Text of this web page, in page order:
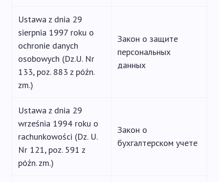
Ustawa z dnia 29
sierpnia 1997 roku o
ochronie danych
osobowych (Dz.U. Nr
133, poz. 883 z późn.
zm.)
Закон о защите
персональных
данных
Ustawa z dnia 29
września 1994 roku o
rachunkowości (Dz. U.
Nr 121, poz. 591 z
późn. zm.)
Закон о
бухгалтерском учете